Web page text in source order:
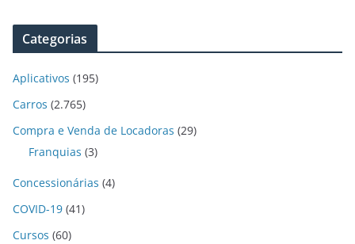
Categorias
Aplicativos (195)
Carros (2.765)
Compra e Venda de Locadoras (29)
Franquias (3)
Concessionárias (4)
COVID-19 (41)
Cursos (60)